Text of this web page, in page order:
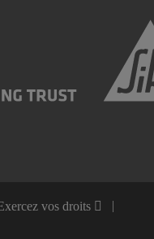
vos droits